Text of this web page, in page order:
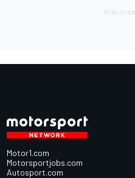
Motor1.com
Motorsportjobs.com
Autosport.com